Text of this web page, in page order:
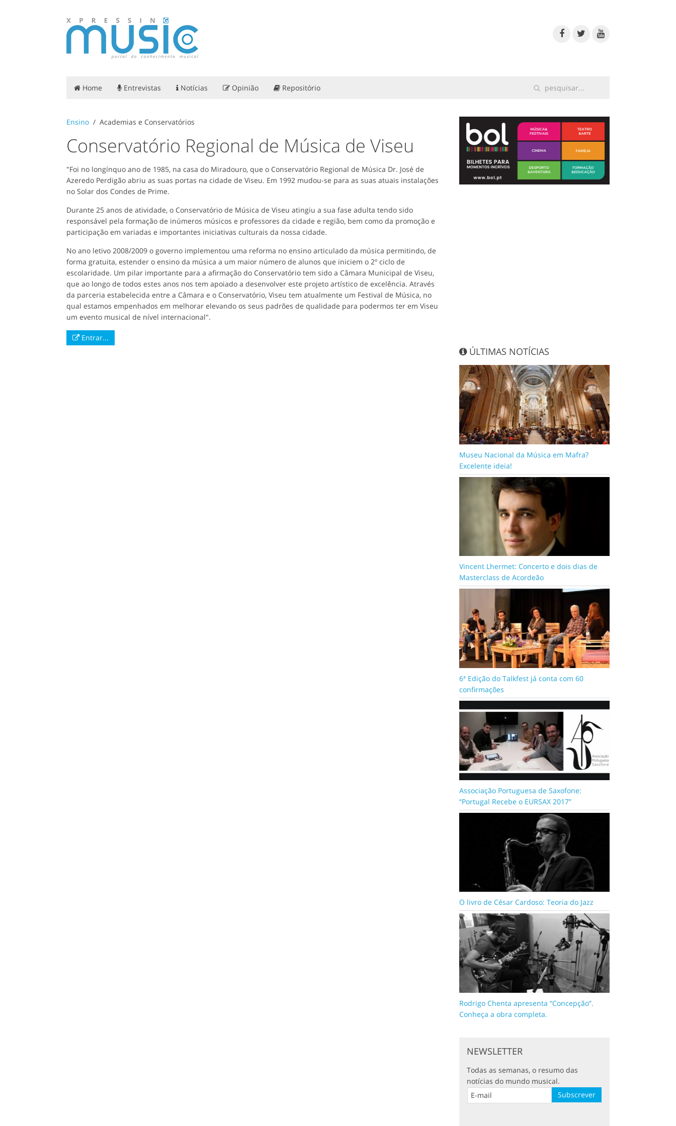
Home Entrevistas Notícias Opinião Repositório
Ensino Academias e Conservatórios
Conservatório Regional de Música de Viseu
"Foi no longínquo ano de 1985, na casa do Miradouro, que o Conservatório Regional de Música Dr. José de
Azeredo Perdigão abriu as suas portas na cidade de Viseu. Em 1992 mudou-se para as suas atuais instalações
no Solar dos Condes de Prime.
Durante 25 anos de atividade, o Conservatório de Música de Viseu atingiu a sua fase adulta tendo sido
responsável pela formação de inúmeros músicos e professores da cidade e região, bem como da promoção e
participação em variadas e importantes iniciativas culturais da nossa cidade.
No ano letivo 2008/2009 o governo implementou uma reforma no ensino articulado da música permitindo, de
forma gratuita, estender o ensino da música a um maior número de alunos que iniciem o 2º ciclo de
escolaridade. Um pilar importante para a afirmação do Conservatório tem sido a Câmara Municipal de Viseu,
que ao longo de todos estes anos nos tem apoiado a desenvolver este projeto artístico de excelência. Através
da parceria estabelecida entre a Câmara e o Conservatório, Viseu tem atualmente um Festival de Música, no
qual estamos empenhados em melhorar elevando os seus padrões de qualidade para podermos ter em Viseu
um evento musical de nível internacional".
Entrar...
ÚLTIMAS NOTÍCIAS
Museu Nacional da Música em Mafra?
Excelente ideia!
Vincent Lhermet: Concerto e dois dias de
Masterclass de Acordeão
6ª Edição do Talkfest já conta com 60
confirmações
Associação Portuguesa de Saxofone:
“Portugal Recebe o EURSAX 2017”
O livro de César Cardoso: Teoria do Jazz
Rodrigo Chenta apresenta “Concepção”.
Conheça a obra completa.
NEWSLETTER
Todas as semanas, o resumo das
notícias do mundo musical.